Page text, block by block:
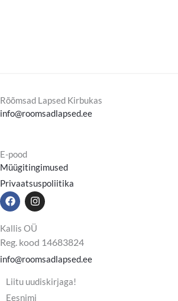
Rõõmsad Lapsed Kirbukas
info@roomsadlapsed.ee
E-pood
Müügitingimused
Privaatsuspoliitika
F
a
c
e
b
o
o
k
I
n
s
t
a
g
r
a
m
Kallis OÜ
Reg. kood 14683824
info@roomsadlapsed.ee
Liitu uudiskirjaga!
Eesnimi